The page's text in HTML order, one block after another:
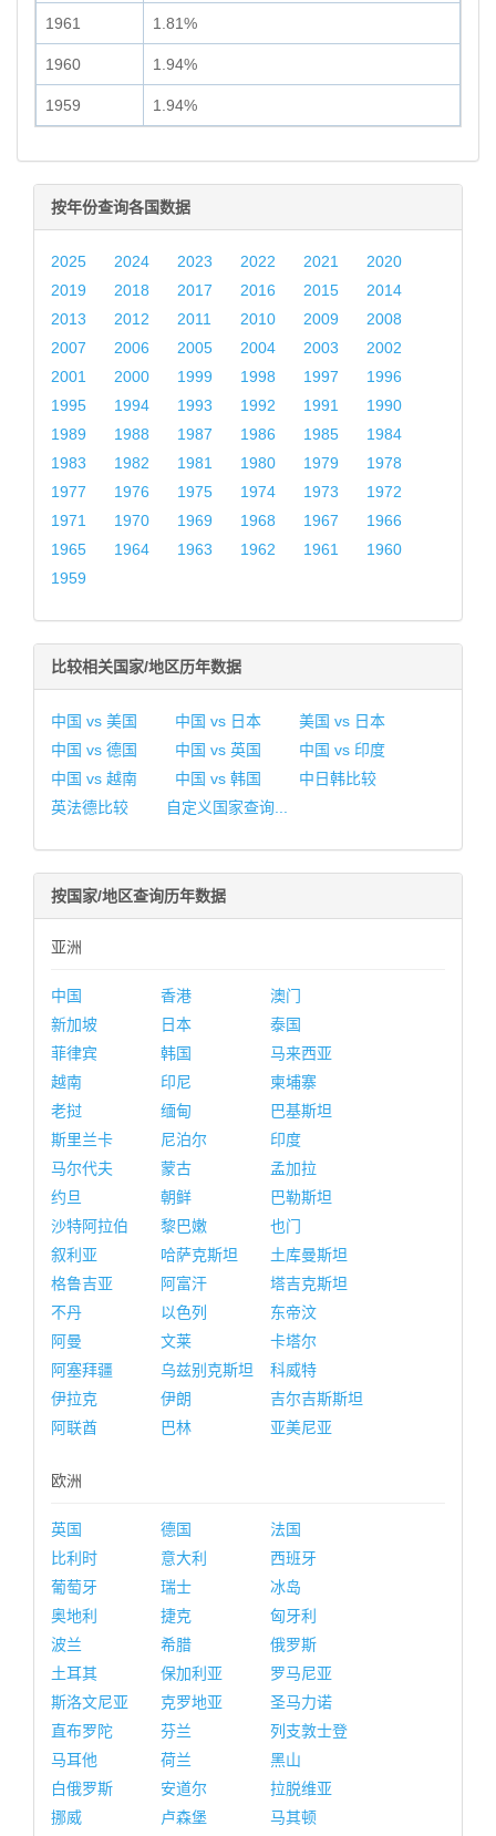
1961 1.81%
1960 1.94%
1959 1.94%
按年份查询各国数据
2025 2024 2023 2022 2021
2020
2019
2018 2017 2016 2015
2014
2013
2012 2011 2010 2009
2008
2007
2006 2005 2004 2003
2002
2001
2000 1999 1998 1997
1996
1995
1994 1993 1992 1991
1990
1989
1988 1987 1986 1985
1984
1983
1982 1981 1980 1979
1978
1977
1976 1975 1974 1973
1972
1971
1970 1969 1968 1967
1966
1965
1964 1963 1962 1961
1960
1959
比较相关国家/地区历年数据
中国 vs 美国 中国 vs 日本
美国 vs 日本
中国 vs 德国
中国 vs 英国
中国 vs 印度
中国 vs 越南
中国 vs 韩国
中日韩比较
英法德比较
自定义国家查询...
按国家/地区查询历年数据
亚洲
中国 香港
澳门
新加坡
日本
泰国
菲律宾
韩国
马来西亚
越南
印尼
柬埔寨
老挝
缅甸
巴基斯坦
斯里兰卡
尼泊尔
印度
马尔代夫
蒙古
孟加拉
约旦
朝鲜
巴勒斯坦
沙特阿拉伯
黎巴嫩
也门
叙利亚
哈萨克斯坦
土库曼斯坦
格鲁吉亚
阿富汗
塔吉克斯坦
不丹
以色列
东帝汶
阿曼
文莱
卡塔尔
阿塞拜疆
乌兹别克斯坦
科威特
伊拉克
伊朗
吉尔吉斯斯坦
阿联酋
巴林 亚美尼亚
欧洲
英国 德国
法国
比利时
意大利
西班牙
葡萄牙
瑞士
冰岛
奥地利
捷克
匈牙利
波兰
希腊
俄罗斯
土耳其
保加利亚
罗马尼亚
斯洛文尼亚
克罗地亚
圣马力诺
直布罗陀
芬兰
列支敦士登
马耳他
荷兰
黑山
白俄罗斯
安道尔
拉脱维亚
挪威
卢森堡
马其顿